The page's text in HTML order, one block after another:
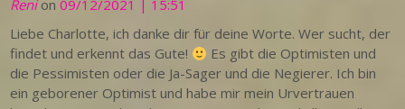
Renion09/12/2021 | 15:51
Liebe Charlotte, ich danke dir für deine Worte. Wer sucht, der
findet und erkennt das Gute!
Es gibt die Optimisten und
die Pessimisten oder die Ja-Sager und die Negierer. Ich bin
ein geborener Optimist und habe mir mein Urvertrauen